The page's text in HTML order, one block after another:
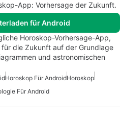
App: Vorhersage der Zukunft.
für Android
Horoskop-Vorhersage-App,
die Zukunft auf der Grundlage
und astronomischen
Horoskop Für AndroidHoroskop
Für Android